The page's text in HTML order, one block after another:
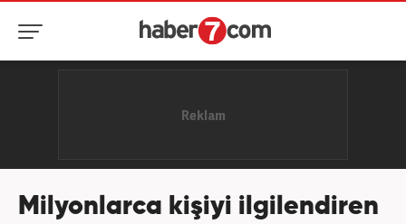
Milyonlarca kişiyi ilgilendiren